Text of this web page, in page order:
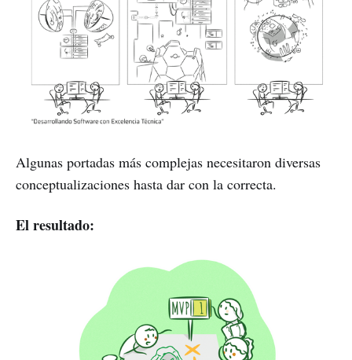
Algunas portadas más complejas necesitaron diversas
conceptualizaciones hasta dar con la correcta.
El resultado: